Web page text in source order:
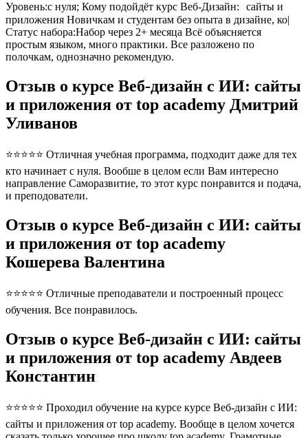
Уровень:с нуля; Кому подойдёт курс Веб-Дизайн: сайты и
приложения Новичкам и студентам без опыта в дизайне, ко|
Статус набора:Набор через 2+ месяца Всё объясняется
простым языком, много практики. Все разложено по
полочкам, однозначно рекомендую.
Отзыв о курсе Веб-дизайн с ИИ: сайты
и приложения от top academy Дмитрий
Уливанов
⭐⭐⭐⭐⭐ Отличная учебная программа, подходит даже для тех
кто начинает с нуля. Вообше в целом если Вам интересно
направление Саморазвитие, то этот курс понравится и подача,
и преподователи.
Отзыв о курсе Веб-дизайн с ИИ: сайты
и приложения от top academy
Кошерева Валентина
⭐⭐⭐⭐⭐ Отличные преподаватели и построенный процесс
обучения. Все понравилось.
Отзыв о курсе Веб-дизайн с ИИ: сайты
и приложения от top academy Авдеев
Константин
⭐⭐⭐⭐⭐ Проходил обучение на курсе курсе Веб-дизайн с ИИ:
сайты и приложения от top academy. Вообще в целом хочется